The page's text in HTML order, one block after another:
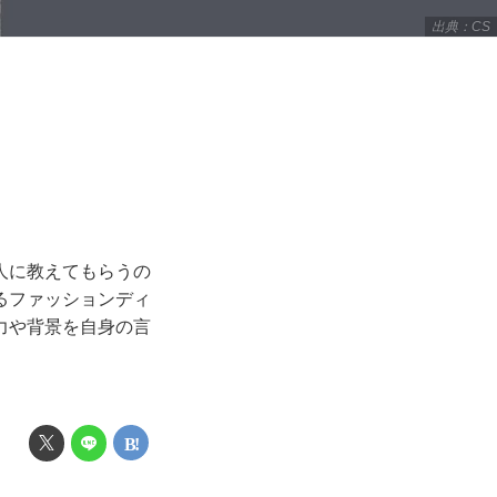
出典：CS
に教えてもらうの
ァッションディ
や背景を自身の言